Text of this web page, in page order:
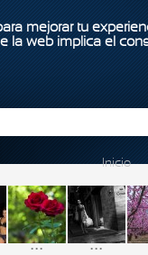
mejorar tu
la web implica el
Inicio
... ...